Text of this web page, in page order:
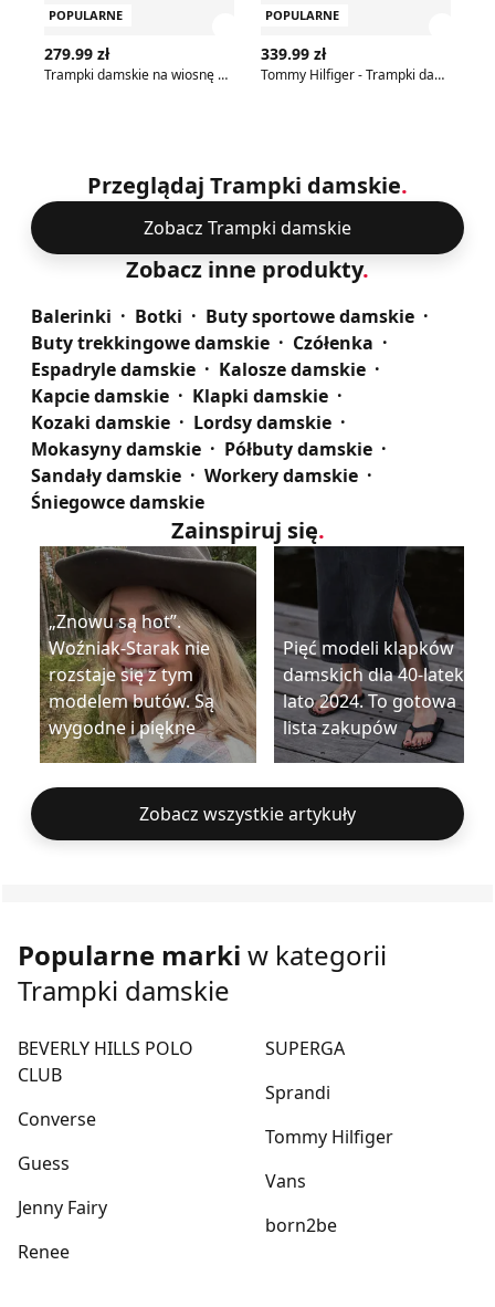
POPULARNE
279.99 zł
Trampki damskie na wiosnę Palladium
POPULARNE
339.99 zł
Tommy Hilfiger - Trampki damskie na wiosnę
Przeglądaj Trampki damskie.
Zobacz Trampki damskie
Zobacz inne produkty.
Balerinki Botki
Buty sportowe damskie
Buty trekkingowe damskie
Czółenka
Espadryle damskie
Kalosze damskie
Kapcie damskie
Klapki damskie
Kozaki damskie
Lordsy damskie
Mokasyny damskie
Półbuty damskie
Sandały damskie
Workery damskie
Śniegowce damskie
Zainspiruj się.
„Znowu są hot”.
Woźniak-Starak nie
rozstaje się z tym
modelem butów. Są
wygodne i piękne
Pięć modeli klapków
damskich dla 40-latek na
lato 2024. To gotowa
lista zakupów
Zobacz wszystkie artykuły
Popularne marki w kategorii
Trampki damskie
BEVERLY HILLS POLO
CLUB
Converse
Guess
Jenny Fairy
Renee
SUPERGA
Sprandi
Tommy Hilfiger
Vans
born2be